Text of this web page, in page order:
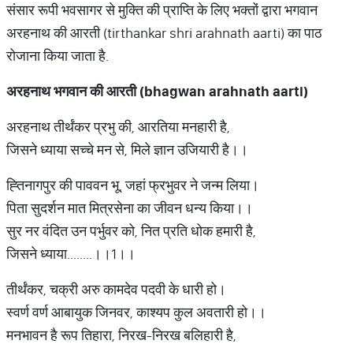
संसार रूपी भवसागर से मुक्ति की प्राप्ति के लिए भक्तों द्वारा भगवान
अरहनाथ की आरती (tirthankar shri arahnath aarti) का पाठ
रोजाना किया जाता है.
अरहनाथभगवानकीआरती(bhagwan arahnath aarti)
अरहनाथ तीर्थंकर प्रभु की, आरतिया मनहारी है,
जिसने ध्याया सच्चे मन से, मिले ज्ञान उजियारी है।।
ह्तिनागपुर की पाववन भू, जहां फ्रभुवर ने जन्म लिया।
पिता सुदर्शन मात मित्रसेना का जीवन धन्य किया।।
सुर नर वंदित उन पर्भुवर को, नित प्रति धोक हमारी है,
जिसने ध्याया........।।1।।
तीर्थंकर, चक्री अरु कामदेव पदवी के धारी हो।
स्वर्ण वर्ण आबायुक जिनवर, काश्यप कुल अवतारी हो।।
मनभावन है रूप तिहारा, निरख-निरख बलिहारी है,